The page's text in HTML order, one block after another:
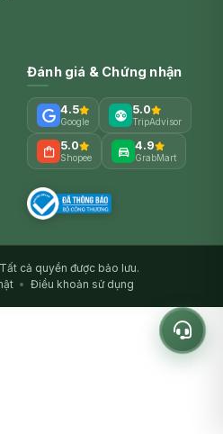
Đánh giá & Chứng nhận
4.5
Google
5.0
TripAdvisor
5.0
Shopee
4.9
GrabMart
cả quyền được bảo lưu.
• Điều khoản sử dụng